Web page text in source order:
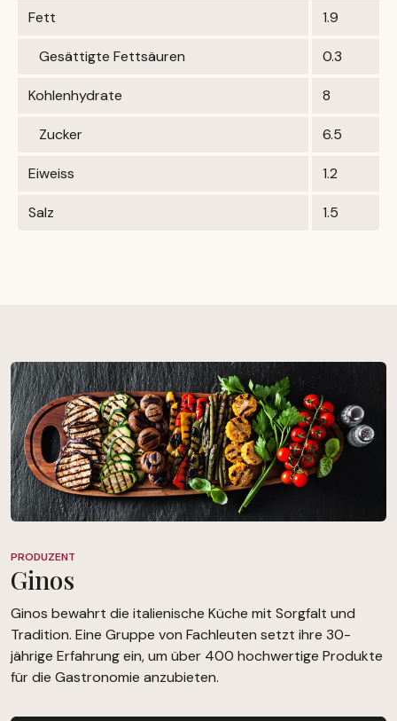
Fett 1.9
Gesättigte Fettsäuren 0.3
Kohlenhydrate 8
Zucker 6.5
Eiweiss 1.2
Salz 1.5
PRODUZENT
Ginos
Ginos bewahrt die italienische Küche mit Sorgfalt und
Tradition. Eine Gruppe von Fachleuten setzt ihre 30-
jährige Erfahrung ein, um über 400 hochwertige Produkte
für die Gastronomie anzubieten.